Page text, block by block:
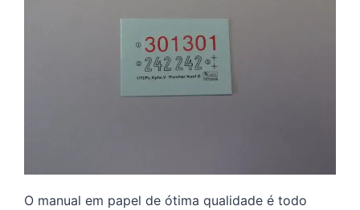
O manual em papel de ótima qualidade é todo